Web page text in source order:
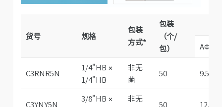
货号 规格
包装
方式*
包装
（个/
包）
AΦ
C3RNR5N
1/4"HB ×
1/4"HB
非无
菌
50 9.5
C3YNY5N
3/8"HB ×
非无
50 12.8